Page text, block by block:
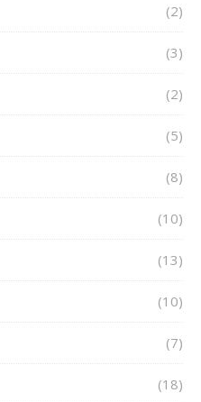
(2)
(3)
(2)
(5)
(8)
(10)
(13)
(10)
(7)
(18)